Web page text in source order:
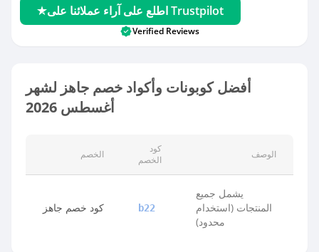
اطلع على آراء عملائنا على Trustpilot
Verified Reviews
أفضل كوبونات وأكواد خصم جاهز لشهر
أغسطس 2026
الخصم
كود
الخصم
الوصف
كود خصم جاهز b22
يشمل جميع
المنتجات (استخدام
محدود)